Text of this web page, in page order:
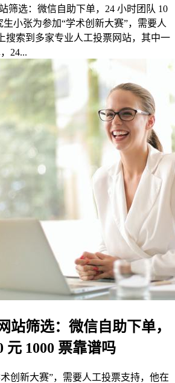
筛选：微信自助下单，24 小时团队 10
生小张为参加“学术创新大赛”，需要人
搜索到多家专业人工投票网站，其中一
24...
站筛选：微信自助下单，
元 1000 票靠谱吗
创新大赛”，需要人工投票支持，他在